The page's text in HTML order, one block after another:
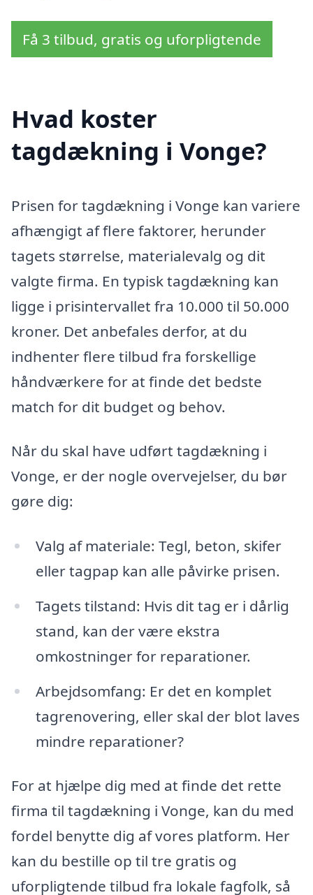
Få 3 tilbud, gratis og uforpligtende
Hvad koster
tagdækning i Vonge?
Prisen for tagdækning i Vonge kan variere
afhængigt af flere faktorer, herunder
tagets størrelse, materialevalg og dit
valgte firma. En typisk tagdækning kan
ligge i prisintervallet fra 10.000 til 50.000
kroner. Det anbefales derfor, at du
indhenter flere tilbud fra forskellige
håndværkere for at finde det bedste
match for dit budget og behov.
Når du skal have udført tagdækning i
Vonge, er der nogle overvejelser, du bør
gøre dig:
Valg af materiale: Tegl, beton, skifer
eller tagpap kan alle påvirke prisen.
Tagets tilstand: Hvis dit tag er i dårlig
stand, kan der være ekstra
omkostninger for reparationer.
Arbejdsomfang: Er det en komplet
tagrenovering, eller skal der blot laves
mindre reparationer?
For at hjælpe dig med at finde det rette
firma til tagdækning i Vonge, kan du med
fordel benytte dig af vores platform. Her
kan du bestille op til tre gratis og
uforpligtende tilbud fra lokale fagfolk, så